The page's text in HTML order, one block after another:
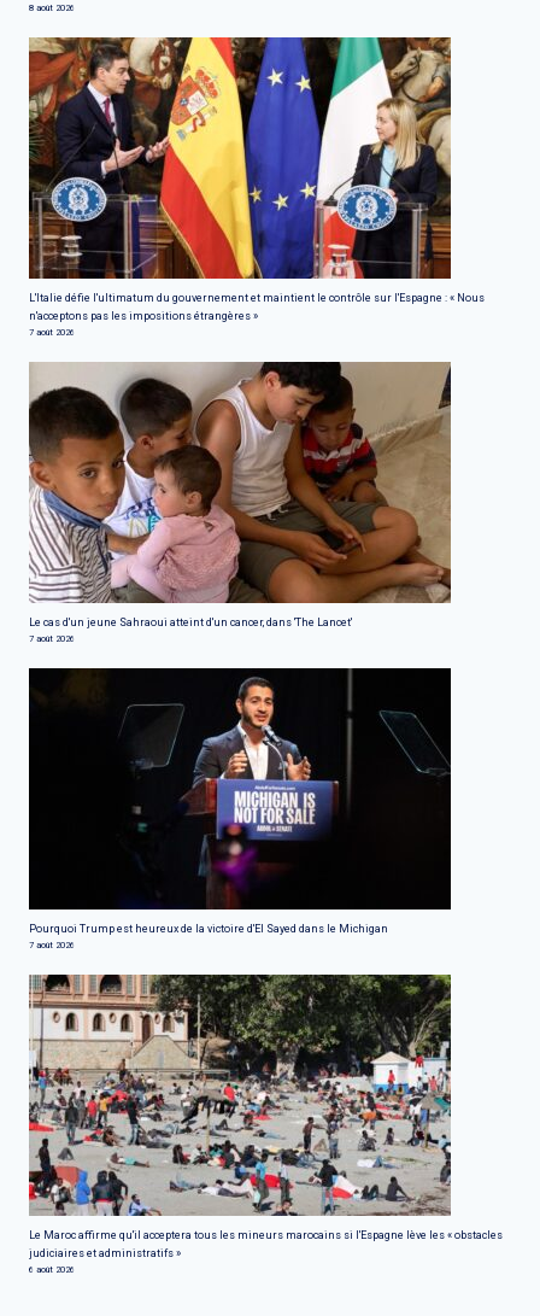
8 août 2026
L'Italie défie l'ultimatum du gouvernement et maintient le contrôle sur l'Espagne : « Nous
n'acceptons pas les impositions étrangères »
7 août 2026
Le cas d'un jeune Sahraoui atteint d'un cancer, dans 'The Lancet'
7 août 2026
Pourquoi Trump est heureux de la victoire d'El Sayed dans le Michigan
7 août 2026
Le Maroc affirme qu'il acceptera tous les mineurs marocains si l'Espagne lève les « obstacles
judiciaires et administratifs »
6 août 2026